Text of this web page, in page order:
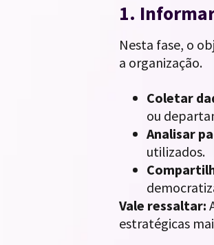
1.
Nesta fase, o
a organização.
Coletar
ou
Analisar
utilizados.
Vale ressaltar:
estratégicas